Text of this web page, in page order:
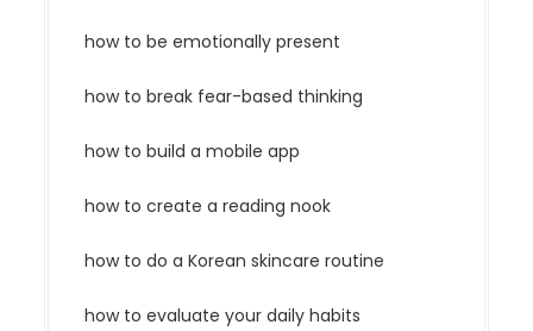
how to be emotionally present
how to break fear-based thinking
how to build a mobile app
how to create a reading nook
how to do a Korean skincare routine
how to evaluate your daily habits